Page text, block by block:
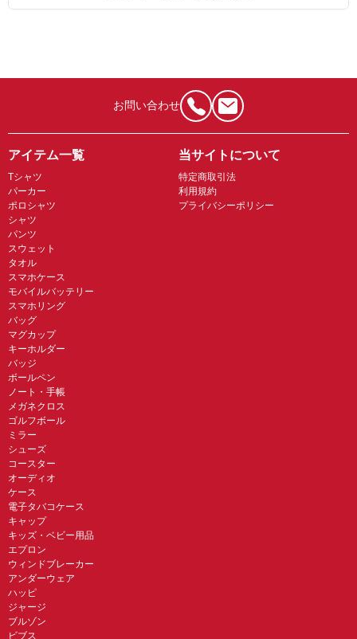
お問い合わせ
アイテム一覧
Tシャツ
パーカー
ポロシャツ
シャツ
パンツ
スウェット
タオル
スマホケース
モバイルバッテリー
スマホリング
バッグ
マグカップ
キーホルダー
バッジ
ボールペン
ノート・手帳
メガネクロス
ゴルフボール
ミラー
シューズ
コースター
オーディオ
ケース
電子タバコケース
キャップ
キッズ・ベビー用品
エプロン
ウィンドブレーカー
アンダーウェア
ハッピ
ジャージ
ブルゾン
ビブス
当サイトについて
特定商取引法
利用規約
プライバシーポリシー